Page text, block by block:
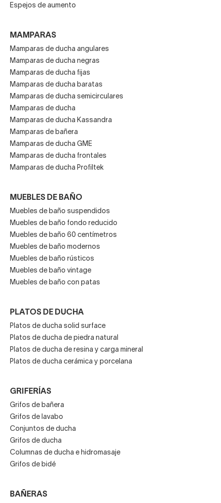
Espejos de aumento
MAMPARAS
Mamparas de ducha angulares
Mamparas de ducha negras
Mamparas de ducha fijas
Mamparas de ducha baratas
Mamparas de ducha semicirculares
Mamparas de ducha
Mamparas de ducha Kassandra
Mamparas de bañera
Mamparas de ducha GME
Mamparas de ducha frontales
Mamparas de ducha Profiltek
MUEBLES DE BAÑO
Muebles de baño suspendidos
Muebles de baño fondo reducido
Muebles de baño 60 centímetros
Muebles de baño modernos
Muebles de baño rústicos
Muebles de baño vintage
Muebles de baño con patas
PLATOS DE DUCHA
Platos de ducha solid surface
Platos de ducha de piedra natural
Platos de ducha de resina y carga mineral
Platos de ducha cerámica y porcelana
GRIFERÍAS
Grifos de bañera
Grifos de lavabo
Conjuntos de ducha
Grifos de ducha
Columnas de ducha e hidromasaje
Grifos de bidé
BAÑERAS